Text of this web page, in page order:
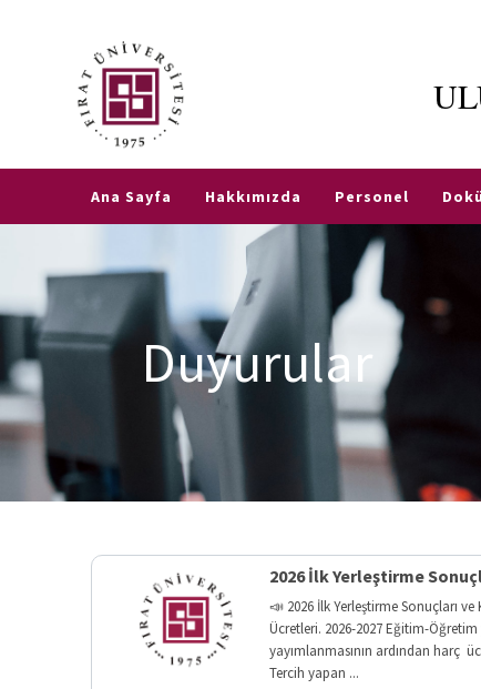
Fırat
Üniversitesi
ERASMUS
Fen
Bilimleri
Enstitüsü
Enstitüsü
Sağlık
Enstitüsü
Bilimleri
Enstitüsü
Üniversite
Evi
StudyinTurkey
Akademik
Takvim
Ana Sayfa Hakkımızda Personel
Duyurular
2026 İlk Yerleştirme
📣 2026 İlk Yerleştirme Sonuçları ve
Ücretleri. 2026-2027 Eğitim-
yayımlanmasının ardından harç
Tercih yapan ...